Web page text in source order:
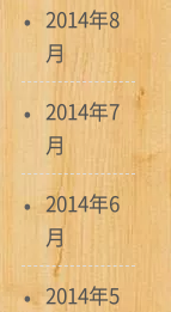
2014年8
月
2014年7
月
2014年6
月
2014年5